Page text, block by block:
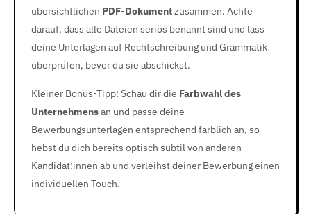
übersichtlichen PDF-Dokumentzusammen. Achte
darauf, dass alle Dateien seriös benannt sind und lass
deine Unterlagen auf Rechtschreibung und Grammatik
überprüfen, bevor du sie abschickst.
Kleiner Bonus-Tipp: Schau dir die Farbwahl des
Unternehmensan und passe deine
Bewerbungsunterlagen entsprechend farblich an, so
hebst du dich bereits optisch subtil von anderen
Kandidat:innen ab und verleihst deiner Bewerbung einen
individuellen Touch.